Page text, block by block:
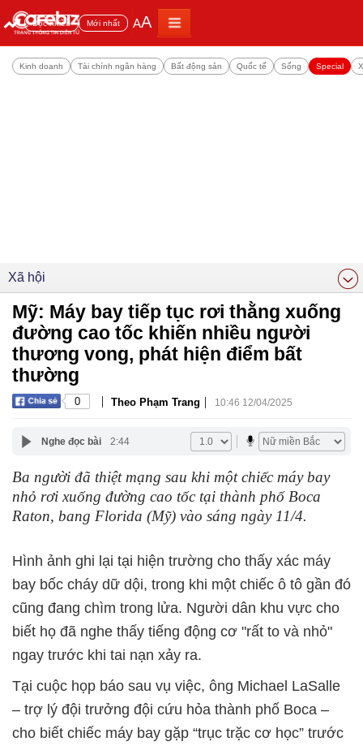
Đọc nhiều Mới nhất AA
Kinh doanh Tài chính ngân hàng Bất động sản Quốc tế Sống Special
Xã hội
Mỹ: Máy bay tiếp tục rơi thằng xuống
đường cao tốc khiến nhiều người
thương vong, phát hiện điểm bất
thường
0 | Theo Phạm Trang | 10:46 12/04/2025
Nghe đọc bài 2:44
Ba người đã thiệt mạng sau khi một chiếc máy bay
nhỏ rơi xuống đường cao tốc tại thành phố Boca
Raton, bang Florida (Mỹ) vào sáng ngày 11/4.
Hình ảnh ghi lại tại hiện trường cho thấy xác máy
bay bốc cháy dữ dội, trong khi một chiếc ô tô gần đó
cũng đang chìm trong lửa. Người dân khu vực cho
biết họ đã nghe thấy tiếng động cơ "rất to và nhỏ"
ngay trước khi tai nạn xảy ra.
Tại cuộc họp báo sau vụ việc, ông Michael LaSalle
– trợ lý đội trưởng đội cứu hỏa thành phố Boca –
cho biết chiếc máy bay gặp “trục trặc cơ học” trước